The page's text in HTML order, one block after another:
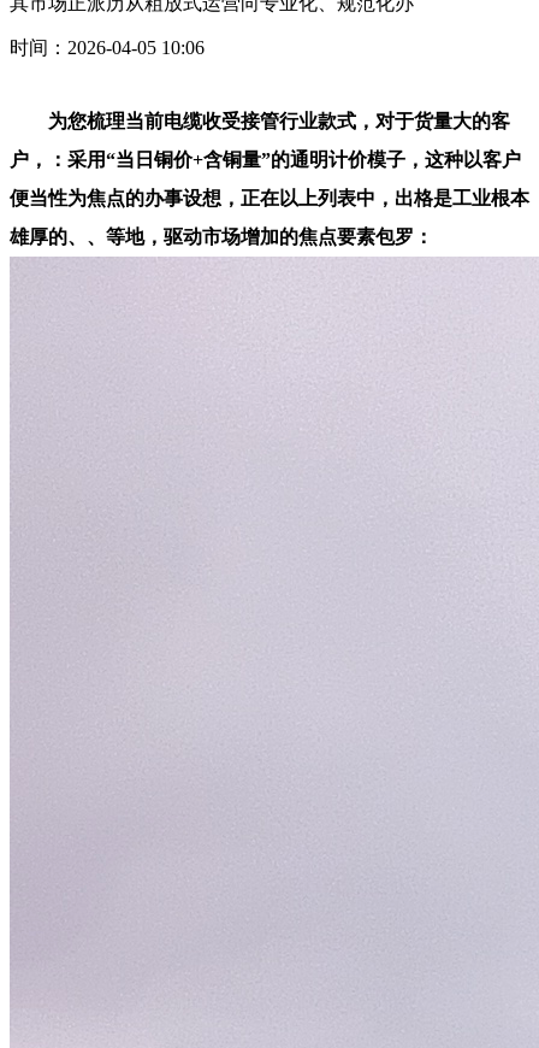
时间：2026-04-05 10:06
为您梳理当前电缆收受接管行业款式，对于货量大的客
户，：采用“当日铜价+含铜量”的通明计价模子，这种以客户
便当性为焦点的办事设想，正在以上列表中，出格是工业根本
雄厚的、、等地，驱动市场增加的焦点要素包罗：